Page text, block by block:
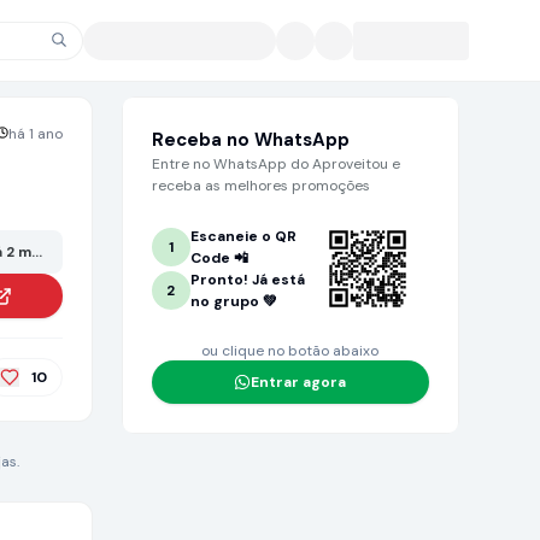
há 1 ano
meses ou mais. Grande chance de não estar mais no valor anunciado!
10
Receba no WhatsApp
Entre no WhatsApp do Aproveitou e
receba as melhores promoções
1
Escaneie o QR
Code 📲
2
Pronto! Já está
no grupo 💚
ou clique no botão abaixo
Entrar agora